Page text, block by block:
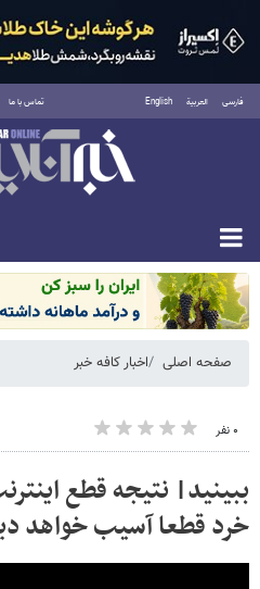
فارسی العربية English تماس با ما
شنبه ۱۷ مرداد ۱۴۰۵
صفحه اصلی اخبار کافه خبر
۰ نفر
ببینید| نتیجه قطع
خرد قطعا آسیب خواهد